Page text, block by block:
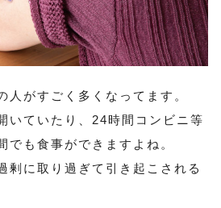
人がすごく多くなってます。
いていたり、24時間コンビニ等
でも食事ができますよね。
剰に取り過ぎて引き起こされる